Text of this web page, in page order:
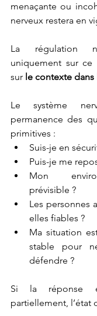
menaçante ou
nerveux restera en
La régulation
uniquement sur ce
sur le contexte
Le système
permanence des
primitives :
Suis-je en
Puis-je me
Mon
prévisible ?
Les personnes
elles fiables ?
Ma situation
stable pour
défendre ?
Si la réponse
partiellement, l’état